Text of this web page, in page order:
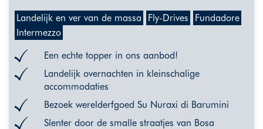
Landelijk en ver van de massa Fly-Drives
Fundadore
Intermezzo
Een echte topper in ons aanbod!
Landelijk overnachten in kleinschalige
accommodaties
Bezoek werelderfgoed Su Nuraxi di Barumini
Slenter door de smalle straatjes van Bosa